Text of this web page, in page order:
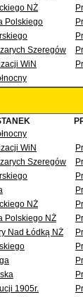
NŻ
Polskiego
Szeregów
WiN
WiN
Szeregów
NŻ
Polskiego NŻ
Nad Łódką NŻ
1905r.